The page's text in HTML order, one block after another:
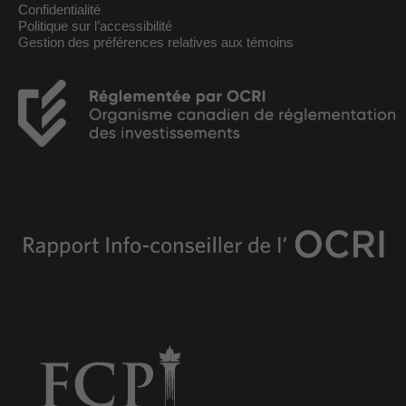
Confidentialité
Politique sur l’accessibilité
Gestion des préférences relatives aux témoins